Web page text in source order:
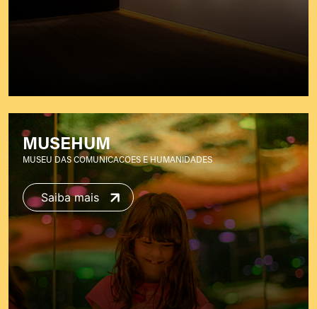
MUSEHUM
MUSEU DAS COMUNICACOES E HUMANIDADES
Saiba mais